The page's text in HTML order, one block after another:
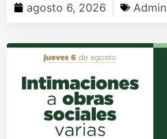
agosto 6, 2026